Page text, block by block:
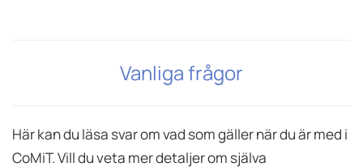
Vanliga frågor
Här kan du läsa svar om vad som gäller när du är med i
CoMiT. Vill du veta mer detaljer om själva